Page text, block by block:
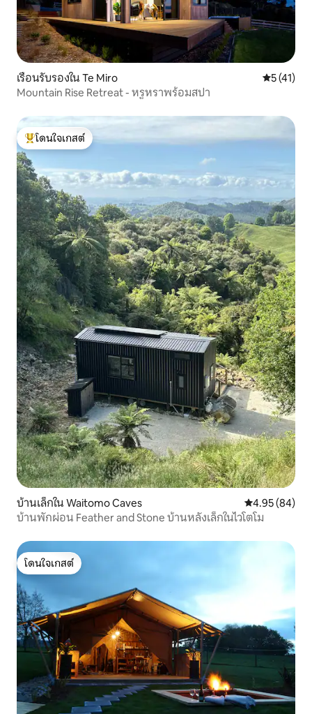
เรือนรับรองใน Te Miro คะแนนเฉ
5 (41)
Mountain Rise Retreat - หรูหราพร้อมสปา
โดนใจเกสต์ที่สุด
โดนใจเกสต์
บ้านเล็กใน Waitomo Caves คะแนนเฉลี่ย
4.95 (84)
บ้านพักผ่อน Feather and Stone บ้านหลังเล็กในไวโตโม
โดนใจเกสต์
โดนใจเกสต์